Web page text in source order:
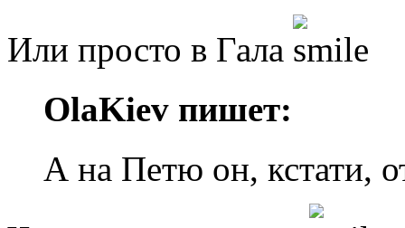
Или просто в Гала
OlaKiev пишет:
А на Петю он, кстати,